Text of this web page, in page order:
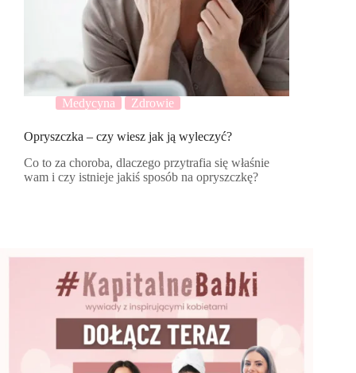
Medycyna Zdrowie
Opryszczka – czy wiesz jak ją wyleczyć?
Co to za choroba, dlaczego przytrafia się właśnie
wam i czy istnieje jakiś sposób na opryszczkę?